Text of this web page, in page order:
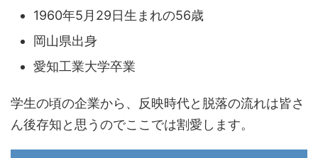
1960年5月29日生まれの56歳
岡山県出身
愛知工業大学卒業
学生の頃の企業から、反映時代と脱落の流れは皆さ
ん後存知と思うのでここでは割愛します。